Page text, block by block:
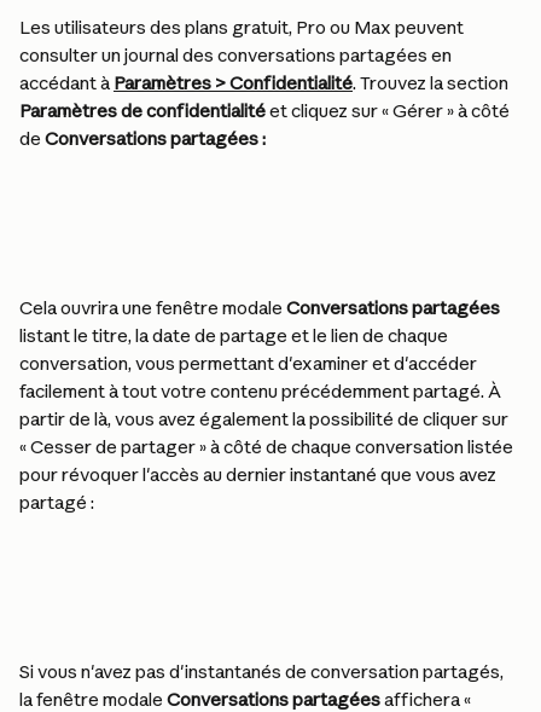
Les utilisateurs des plans gratuit, Pro ou Max peuvent
consulter un journal des conversations partagées en
accédant à Paramètres > Confidentialité. Trouvez la section
Paramètres de confidentialité et cliquez sur « Gérer » à côté
de Conversations partagées :
Cela ouvrira une fenêtre modale Conversations partagées
listant le titre, la date de partage et le lien de chaque
conversation, vous permettant d'examiner et d'accéder
facilement à tout votre contenu précédemment partagé. À
partir de là, vous avez également la possibilité de cliquer sur
« Cesser de partager » à côté de chaque conversation listée
pour révoquer l'accès au dernier instantané que vous avez
partagé :
Si vous n'avez pas d'instantanés de conversation partagés,
la fenêtre modale Conversations partagées affichera «